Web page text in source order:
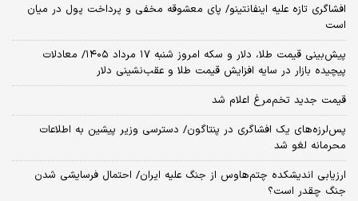
افشاگری تازه علیه اینفانتینو/ پای معشوقه مخفی و پرداخت پول در میان
است
پیش‌بینی قیمت طلا، دلار و سکه امروز شنبه ۱۷ مرداد ۱۴۰۵/ معادلات
پیچیده بازار در سایه افزایش قیمت طلا و عقب‌نشینی دلار
قیمت جدید تخم‌مرغ اعلام شد
پس‌لرزه‌های یک افشاگری در پنتاگون/ دسترسی وزیر پیشین به اطلاعات
محرمانه لغو شد
ارزیابی اندیشکده چتم‌هاوس از جنگ علیه ایران/ احتمال فرسایشی شدن
جنگ چقدر است؟